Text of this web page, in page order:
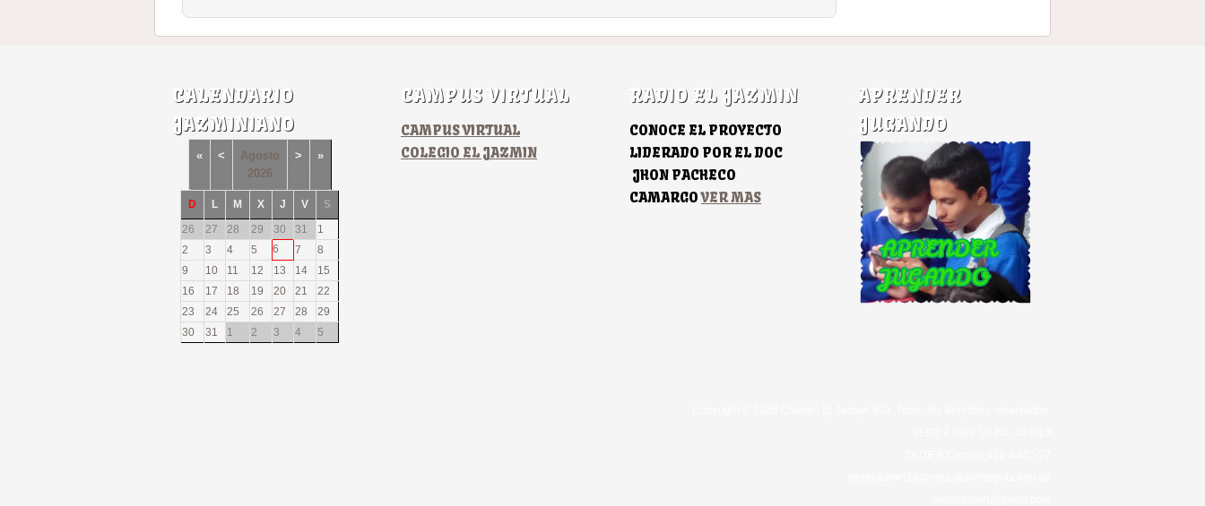
CALENDARIO
JAZMINIANO
« <
Agosto
2026
> »
D L M X J V
S
26
27 28 29 30 31
1
2
3 4 5 6 7
8
9
10 11 12 13 14
15
16
17 18 19 20 21
22
23
24 25 26 27 28
29
30
31 1 2 3 4 5
CAMPUS VIRTUAL
CAMPUS VIRTUAL
COLEGIO EL JAZMIN
RADIO EL JAZMIN
CONOCE EL PROYECTO
LIDERADO POR EL DOC
JHON PACHECO
CAMARGOVER MAS
APRENDER
JUGANDO